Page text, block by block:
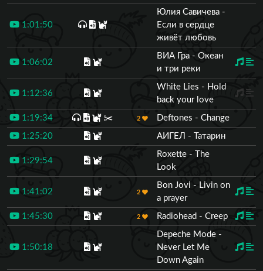
1:01:50
Юлия Савичева -
Если в сердце
живёт любовь
1:06:02
ВИА Гра - Океан
и три реки
1:12:36
White Lies - Hold
back your love
1:19:34 ✂️ 2 Deftones - Change
1:25:20 АИГЕЛ - Татарин
1:29:54
Roxette - The
Look
1:41:02 2
Bon Jovi - Livin on
a prayer
1:45:30 2 Radiohead - Creep
1:50:18
Depeche Mode -
Never Let Me
Down Again